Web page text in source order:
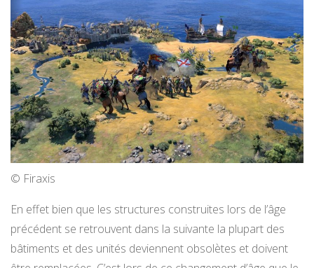
© Firaxis
En effet bien que les structures construites lors de l’âge
précédent se retrouvent dans la suivante la plupart des
bâtiments et des unités deviennent obsolètes et doivent